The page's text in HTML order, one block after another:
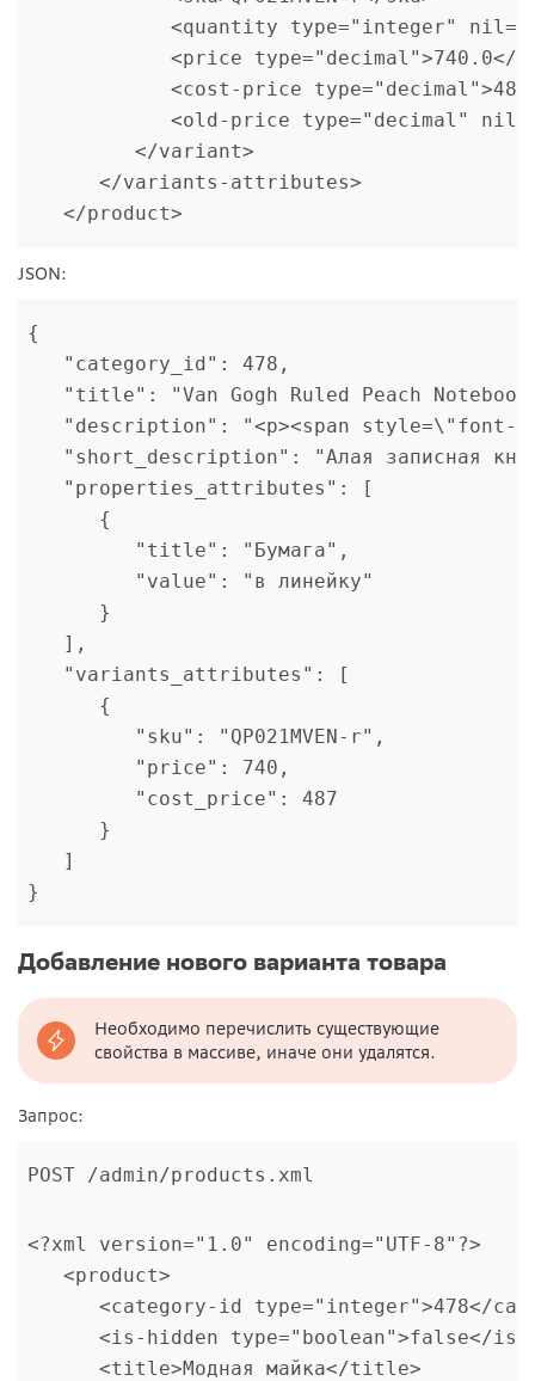
<quantity type="integer"
<price type="decimal">740.0</
<cost-price
<old-price type="decimal"
         </variant>
      </variants-attributes>
   </product>
JSON:
{
   "category_id": 478,
"title": "Van Gogh Ruled Peach
"description": "<p><span style=\"font-
"short_description": "Алая записная
   "properties_attributes": [
      {
         "title": "Бумага",
         "value": "в линейку"
      }
   ],
   "variants_attributes": [
      {
         "sku": "QP021MVEN-r",
         "price": 740,
         "cost_price": 487
      }
   ]
}
Добавление нового варианта товара
Необходимо перечислить существующие
свойства в массиве, иначе они удалятся.
Запрос:
POST /admin/products.xml
<?xml version="1.0" encoding="UTF-8"?>
   <product>
<category-id type="integer">478</
<is-hidden type="boolean">false</is-
      <title>Модная майка</title>